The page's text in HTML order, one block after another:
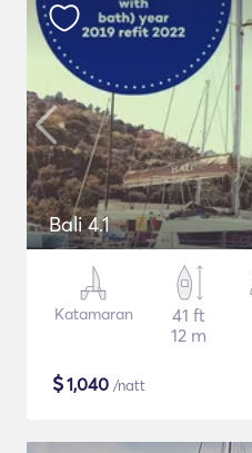
Bali 4.1
Katamaran
41 ft
12 m
$1,040 /natt